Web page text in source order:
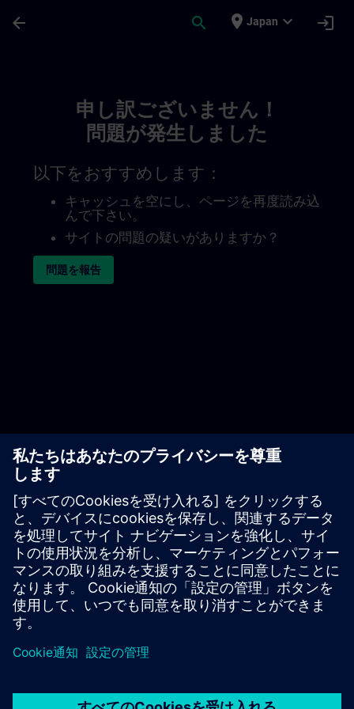
arrow_back search place Japan expand_more login
申し訳ございません！
問題が発生しました
以下をおすすめします：
キャッシュを空にし、ページを再度読み込
んで下さい。
サイトの問題の疑いがありますか？
問題を報告